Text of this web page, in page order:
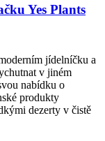
Yes Plants
jídelníčku a
v jiném
nabídku o
produkty
dezerty v čistě